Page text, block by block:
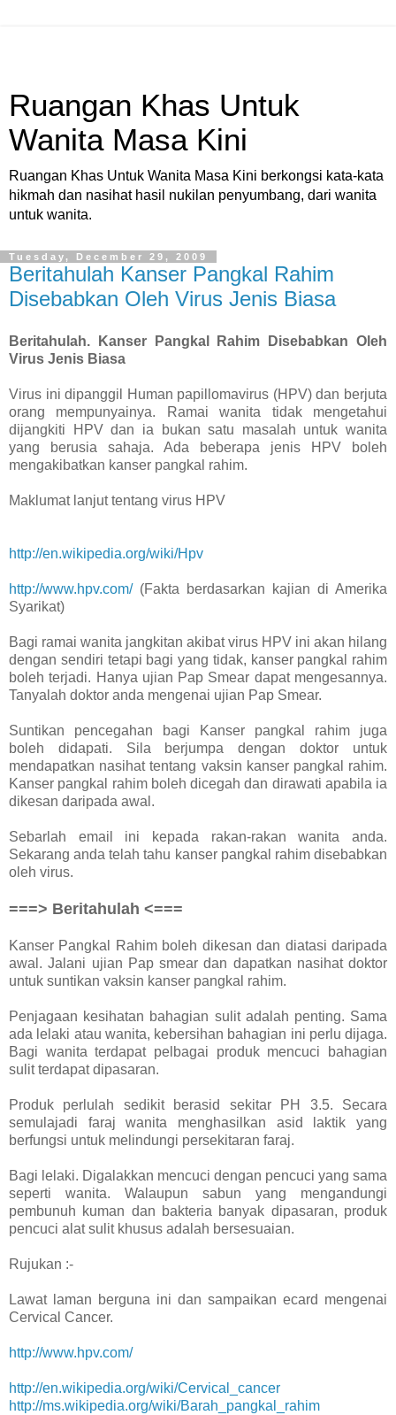
Ruangan Khas Untuk
Wanita Masa Kini
Ruangan Khas Untuk Wanita Masa Kini berkongsi kata-kata
hikmah dan nasihat hasil nukilan penyumbang, dari wanita
untuk wanita.
Tuesday, December 29, 2009
Beritahulah Kanser Pangkal Rahim
Disebabkan Oleh Virus Jenis Biasa
Beritahulah. Kanser Pangkal Rahim Disebabkan Oleh
Virus Jenis Biasa
Virus ini dipanggil Human papillomavirus (HPV) dan berjuta
orang mempunyainya. Ramai wanita tidak mengetahui
dijangkiti HPV dan ia bukan satu masalah untuk wanita
yang berusia sahaja. Ada beberapa jenis HPV boleh
mengakibatkan kanser pangkal rahim.
Maklumat lanjut tentang virus HPV
http://en.wikipedia.org/wiki/Hpv
http://www.hpv.com/(Fakta berdasarkan kajian di Amerika
Syarikat)
Bagi ramai wanita jangkitan akibat virus HPV ini akan hilang
dengan sendiri tetapi bagi yang tidak, kanser pangkal rahim
boleh terjadi. Hanya ujian Pap Smear dapat mengesannya.
Tanyalah doktor anda mengenai ujian Pap Smear.
Suntikan pencegahan bagi Kanser pangkal rahim juga
boleh didapati. Sila berjumpa dengan doktor untuk
mendapatkan nasihat tentang vaksin kanser pangkal rahim.
Kanser pangkal rahim boleh dicegah dan dirawati apabila ia
dikesan daripada awal.
Sebarlah email ini kepada rakan-rakan wanita anda.
Sekarang anda telah tahu kanser pangkal rahim disebabkan
oleh virus.
===> Beritahulah <===
Kanser Pangkal Rahim boleh dikesan dan diatasi daripada
awal. Jalani ujian Pap smear dan dapatkan nasihat doktor
untuk suntikan vaksin kanser pangkal rahim.
Penjagaan kesihatan bahagian sulit adalah penting. Sama
ada lelaki atau wanita, kebersihan bahagian ini perlu dijaga.
Bagi wanita terdapat pelbagai produk mencuci bahagian
sulit terdapat dipasaran.
Produk perlulah sedikit berasid sekitar PH 3.5. Secara
semulajadi faraj wanita menghasilkan asid laktik yang
berfungsi untuk melindungi persekitaran faraj.
Bagi lelaki. Digalakkan mencuci dengan pencuci yang sama
seperti wanita. Walaupun sabun yang mengandungi
pembunuh kuman dan bakteria banyak dipasaran, produk
pencuci alat sulit khusus adalah bersesuaian.
Rujukan :-
Lawat laman berguna ini dan sampaikan ecard mengenai
Cervical Cancer.
http://www.hpv.com/
http://en.wikipedia.org/wiki/Cervical_cancer
http://ms.wikipedia.org/wiki/Barah_pangkal_rahim